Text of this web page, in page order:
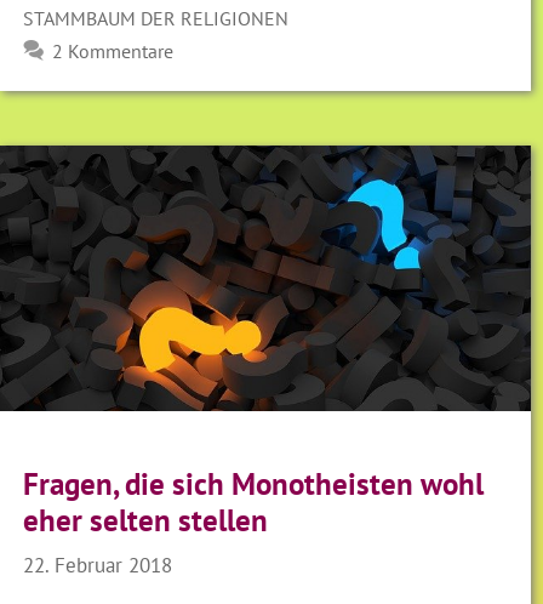
STAMMBAUM DER RELIGIONEN
2 Kommentare
Fragen, die sich Monotheisten wohl
eher selten stellen
22. Februar 2018